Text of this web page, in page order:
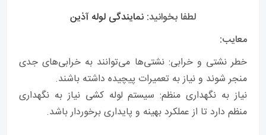
لطفا بخوانید: نمایندگی لوله آذین
معایب:
خطر نشتی و خرابی: نشتی‌ها می‌توانند به خرابی‌های جدی
منجر شوند و نیاز به تعمیرات پیچیده داشته باشند.
نیاز به نگهداری منظم: سیستم لوله کشی نیاز به نگهداری
منظم دارد تا از عملکرد بهینه و پایداری برخوردار باشد.